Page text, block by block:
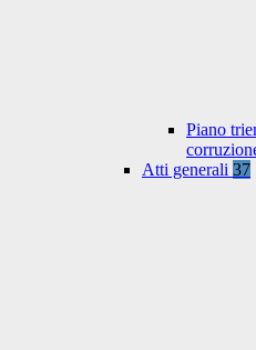
Piano
Atti generali 37